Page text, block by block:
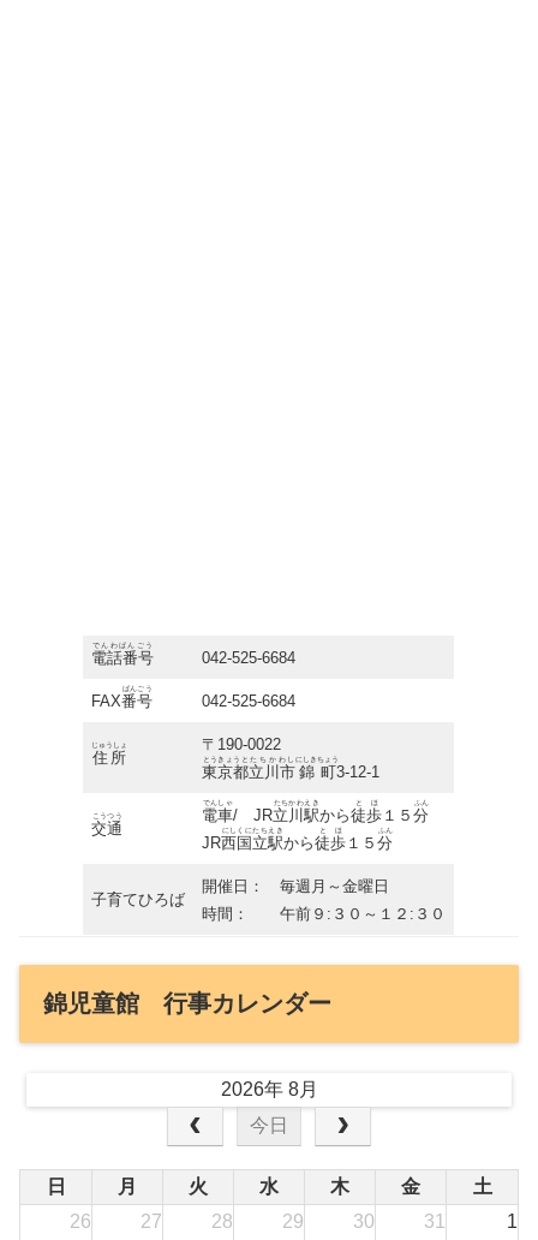
電話番号
でんわばんごう
042-525-6684
FAX番号
ばんごう
042-525-6684
住所
じゅうしょ
〒190-0022
東京都
とうきょうと
立川市
たちかわし
錦町
にしきちょう
3-12-1
交通
こうつう 電車
でんしゃ
/ JR立川駅
たちかわえき
から徒歩
とほ
１５分
ふん
JR西国立駅
にしくにたちえき
から徒歩
とほ
１５分
ふん
子育てひろば
開催日 ： 毎週月～金曜日
時間 ：午前 ９:３０～１２:３０
錦児童館 行事カレンダー
2026年 8月
今日
日 月 火 水 木 金
土
26
27 28 29 30 31 1